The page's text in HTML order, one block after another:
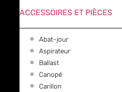
ACCESSOIRES ET PIÈCES
Abat-jour
Aspirateur
Ballast
Canopé
Carillon